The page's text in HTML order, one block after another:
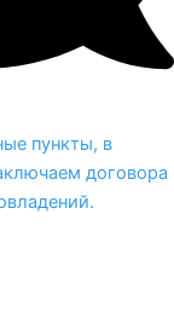
пункты, в
договора